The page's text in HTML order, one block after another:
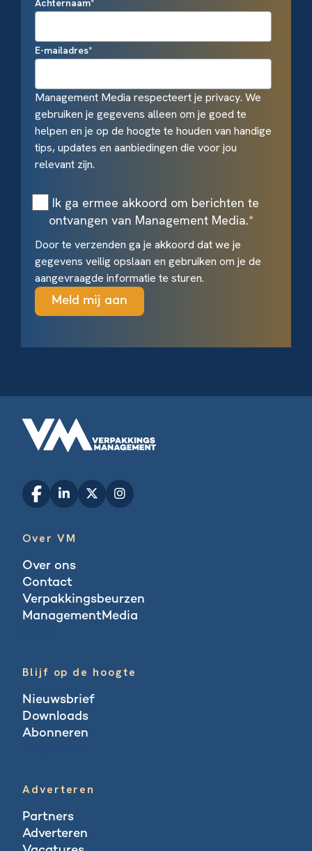
Achternaam*
E-mailadres*
Management Media respecteert je privacy. We
gebruiken je gegevens alleen om je goed te
helpen en je op de hoogte te houden van handige
tips, updates en aanbiedingen die voor jou
relevant zijn.
Ik ga ermee akkoord om berichten te
ontvangen van Management Media.*
Door te verzenden ga je akkoord dat we je
gegevens veilig opslaan en gebruiken om je de
aangevraagde informatie te sturen.
Over VM
Over ons
Contact
Verpakkingsbeurzen
ManagementMedia
Blijf op de hoogte
Nieuwsbrief
Downloads
Abonneren
Adverteren
Partners
Adverteren